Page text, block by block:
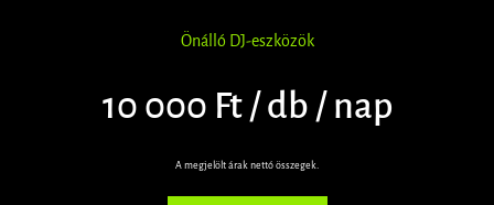
Önálló DJ-eszközök
10 000 Ft / db / nap
A megjelölt árak nettó összegek.